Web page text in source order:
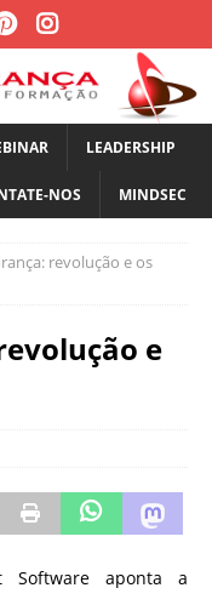
LEADERSHIP
NOS MINDSEC
revolução e os
e
Software aponta a